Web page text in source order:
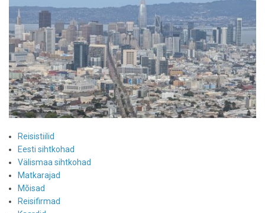
Reisistiilid
Eesti sihtkohad
Välismaa sihtkohad
Matkarajad
Mõisad
Reisifirmad